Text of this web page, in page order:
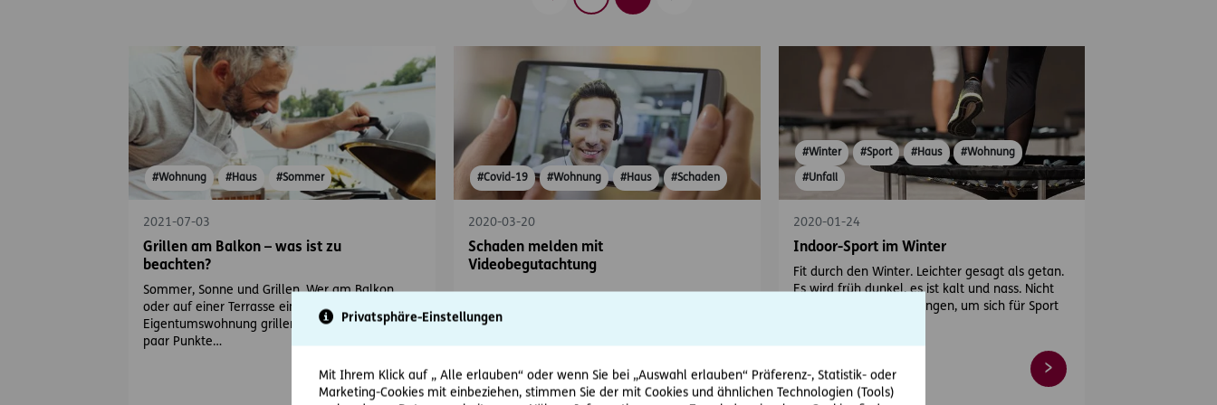
Privatsphäre-Einstellungen
Mit Ihrem Klick auf „ Alle erlauben“ oder wenn Sie bei „Auswahl erlauben“ Präferenz-, Statistik- oder
Marketing-Cookies mit einbeziehen, stimmen Sie der mit Cookies und ähnlichen Technologien (Tools)
Zurück
#Wohnung #Haus #Sommer
2021-07-03
Grillen am Balkon – was ist zu
beachten?
Sommer, Sonne und Grillen. Wer am Balkon
oder auf einer Terrasse einer Mietwohnung oder
Eigentumswohnung grillen möchte, sollte ein
paar Punkte…
#Covid-19 #Wohnung #Haus #Schaden
2020-03-20
Schaden melden mit
Videobegutachtung
#Winter #Sport #Haus #Wohnung
#Unfall
2020-01-24
Indoor-Sport im Winter
Fit durch den Winter. Leichter gesagt als getan.
Es wird früh dunkel, es ist kalt und nass. Nicht
die besten Voraussetzungen, um sich für Sport